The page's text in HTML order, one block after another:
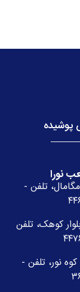
پوشیده
نورا
تلفن -
کوهک، تلفن
نور، تلفن -